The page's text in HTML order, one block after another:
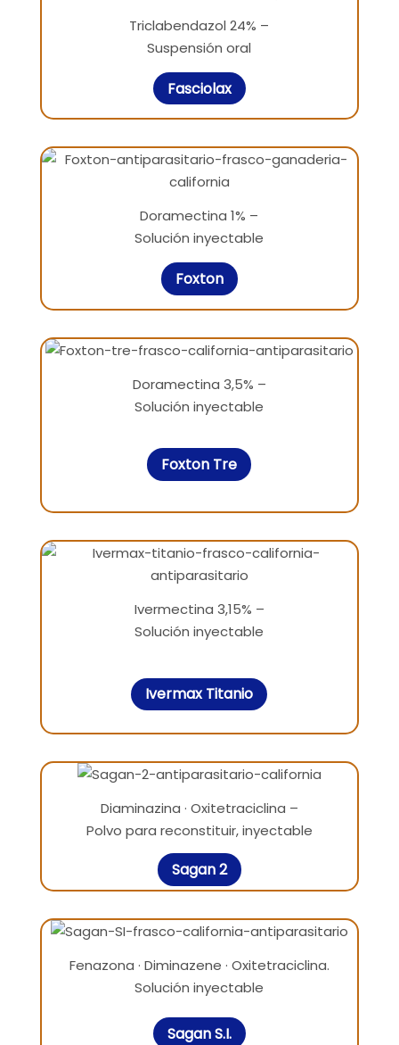
Triclabendazol 24% –
Suspensión oral
Fasciolax
Doramectina 1% –
Solución inyectable
Foxton
Doramectina 3,5% –
Solución inyectable
Foxton Tre
Ivermectina 3,15% –
Solución inyectable
Ivermax Titanio
Diaminazina · Oxitetraciclina –
Polvo para reconstituir, inyectable
Sagan 2
Fenazona · Diminazene · Oxitetraciclina.
Solución inyectable
Sagan S.I.